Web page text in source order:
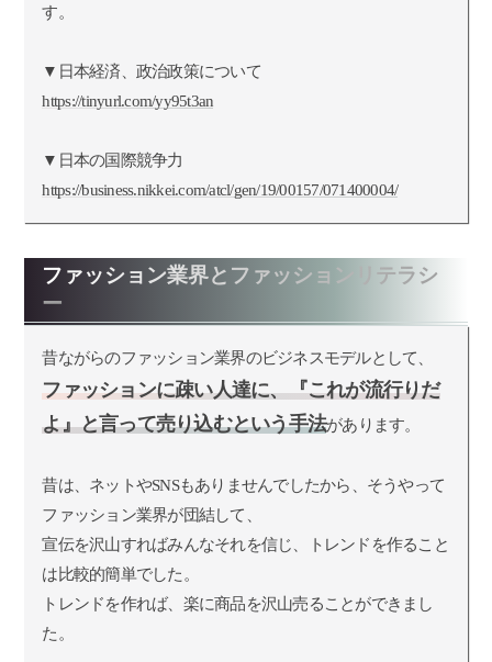
す。
▼日本経済、政治政策について
https://tinyurl.com/yy95t3an
▼日本の国際競争力
https://business.nikkei.com/atcl/gen/19/00157/071400004/
ファッション業界とファッションリテラシ
ー
昔ながらのファッション業界のビジネスモデルとして、
ファッションに疎い人達に、『これが流行りだ
よ』と言って売り込むという手法があります。
昔は、ネットやSNSもありませんでしたから、そうやって
ファッション業界が団結して、
宣伝を沢山すればみんなそれを信じ、トレンドを作ること
は比較的簡単でした。
トレンドを作れば、楽に商品を沢山売ることができまし
た。